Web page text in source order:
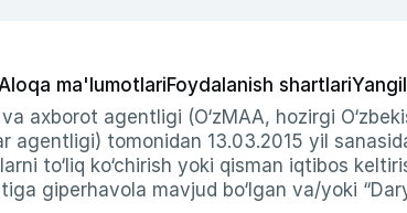
ma'lumotlariFoydalanish shartlari
axborot agentligi (O‘zMAA, hozirgi
agentligi) tomonidan 13.03.2015 yil
to‘liq ko‘chirish yoki qisman iqtibos
giperhavola mavjud bo‘lgan va/yoki